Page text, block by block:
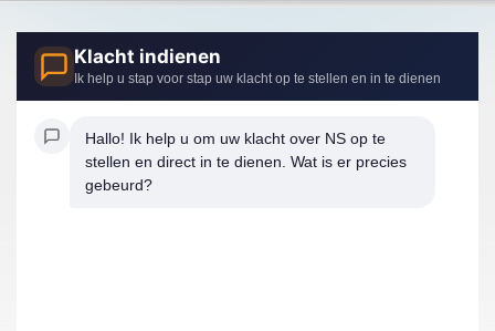
Klacht indienen
Ik help u stap voor stap uw klacht op te stellen en in te dienen
Hallo! Ik help u om uw klacht over NS op te
stellen en direct in te dienen. Wat is er precies
gebeurd?